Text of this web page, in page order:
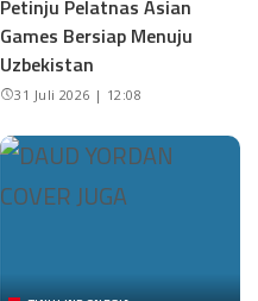
Petinju Pelatnas Asian
Games Bersiap Menuju
Uzbekistan
31 Juli 2026 | 12:08